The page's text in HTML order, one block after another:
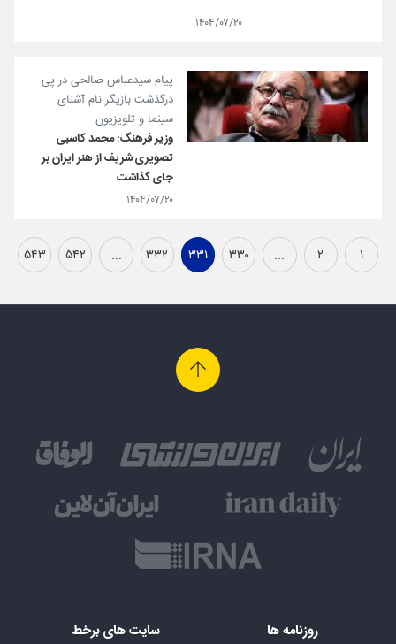
۱۴۰۴/۰۷/۲۰
پیام سیدعباس صالحی در پی
درگذشت بازیگر نام آشنای
سینما و تلویزیون
وزیر فرهنگ: محمد کاسبی
تصویری شریف از هنر ایران بر
جای گذاشت
۱۴۰۴/۰۷/۲۰
۱ ۲ ... ۳۳۰ ۳۳۱ ۳۳۲ ... ۵۴۲ ۵۴۳
روزنامه ها سایت های برخط